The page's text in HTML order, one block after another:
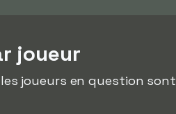
joueur
joueurs en question sont